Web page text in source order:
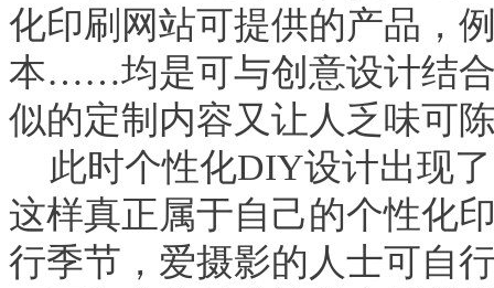
化印刷网站可提供的产品，
本……均是可与创意设计结
似的定制内容又让人乏味可
此时个性化DIY设计出现
这样真正属于自己的个性化
行季节，爱摄影的人士可自